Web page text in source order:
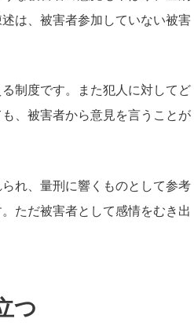
は、被害者参加していない被害
制度です。また犯人に対してど
、被害者から意見を言うことが
れ、量刑に響くものとして参考
ただ被害者として感情をむき出
つ